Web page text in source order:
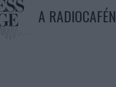
A RADIOCAFÉN